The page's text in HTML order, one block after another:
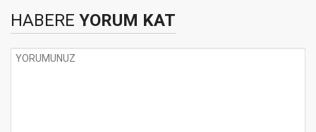
HABERE YORUM KAT